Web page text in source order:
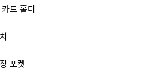
드 홀더
포켓